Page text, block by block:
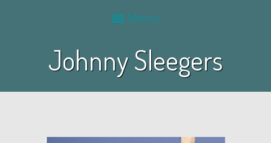
Menu
Johnny Sleegers